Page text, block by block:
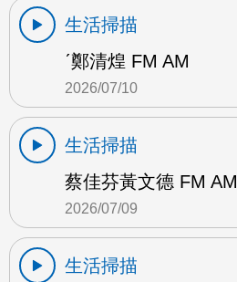
生活掃描
ˊ鄭清煌 FM AM
2026/07/10
生活掃描
蔡佳芬黃文德 FM AM
2026/07/09
生活掃描